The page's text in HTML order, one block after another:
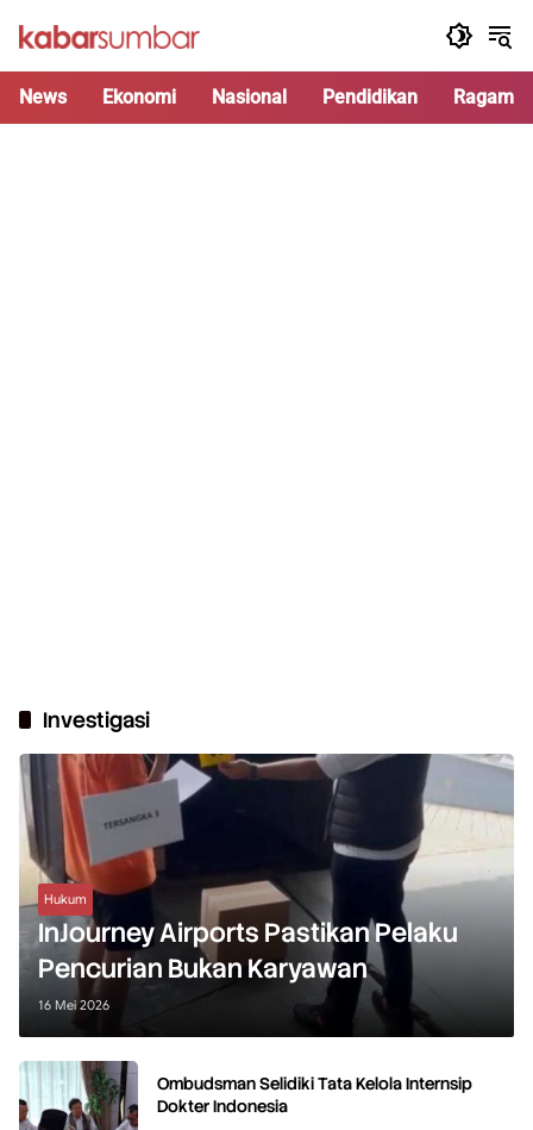
News Ekonomi Nasional Pendidikan Ragam
Investigasi
Hukum
InJourney Airports Pastikan Pelaku
Pencurian Bukan Karyawan
16 Mei 2026
Ombudsman Selidiki Tata Kelola Internsip
Dokter Indonesia